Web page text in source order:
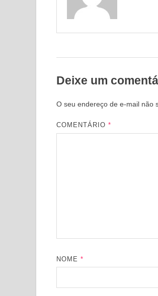
Deixe um
O seu endereço de e-mail não
COMENTÁRIO*
NOME*